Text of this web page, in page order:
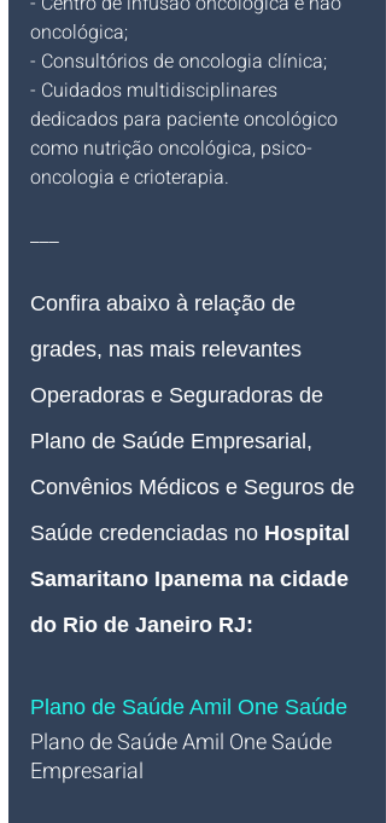
oncológica;
- Consultórios de oncologia clínica;
- Cuidados multidisciplinares
dedicados para paciente oncológico
como nutrição oncológica, psico-
oncologia e crioterapia.
___
Confira abaixo à relação de
grades, nas mais relevantes
Operadoras e Seguradoras de
Plano de Saúde Empresarial,
Convênios Médicos e Seguros de
Saúde credenciadas no Hospital
Samaritano Ipanema na cidade
do Rio de Janeiro RJ:
Plano de Saúde Amil One Saúde
Plano de Saúde Amil One Saúde
Empresarial